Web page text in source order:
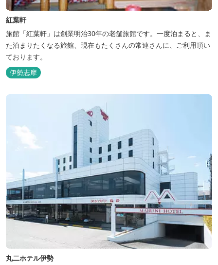
紅葉軒
旅館「紅葉軒」は創業明治30年の老舗旅館です。一度泊まると、ま
た泊まりたくなる旅館、現在もたくさんの常連さんに、ご利用頂い
ております。
伊勢志摩
丸二ホテル伊勢